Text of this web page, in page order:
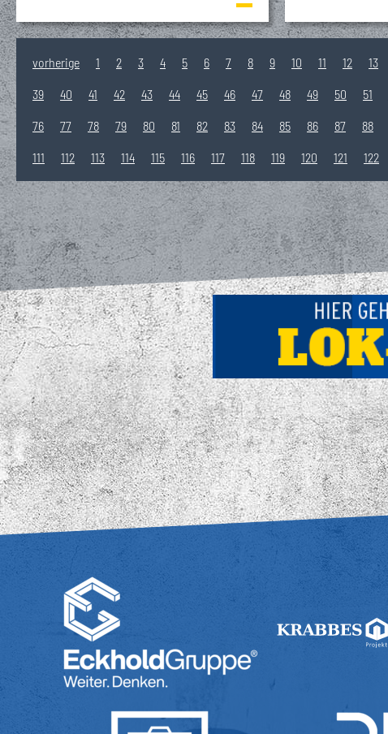
vorherige 1 2 3 4 5 6 7 8 9 10 11 12 13
39 40 41 42 43 44 45 46 47 48 49 50 51
76 77 78 79 80 81 82 83 84 85 86 87 88
111 112 113 114 115 116 117 118 119 120 121 122